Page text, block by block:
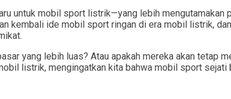
untuk mobil sport listrik—yang lebih mengutamakan
kembali ide mobil sport ringan di era mobil listrik,
yang lebih luas? Atau apakah mereka akan tetap
listrik, mengingatkan kita bahwa mobil sport sejati